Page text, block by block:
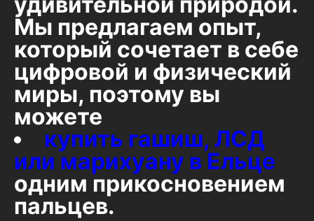
Мы предлагаем опыт,
который сочетает в себе
цифровой и физический
миры, поэтому вы
можете
купить гашиш, ЛСД
или марихуану в Ельце
одним прикосновением
пальцев.